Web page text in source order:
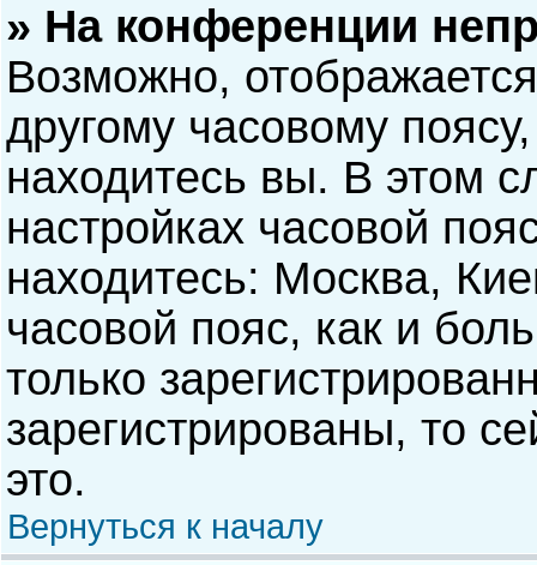
» На конференции
Возможно,
другому часовому
находитесь вы. В этом
настройках часовой
находитесь: Москва,
часовой пояс, как и
только
зарегистрированы, то
это.
Вернуться к началу